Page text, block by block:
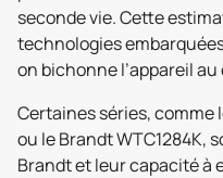
seconde vie. Cette
technologies
on bichonne l’appareil
Certaines séries, comme
ou le Brandt WTC1284K,
Brandt et leur capacité à